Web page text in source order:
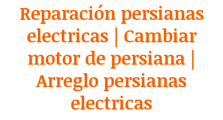
Reparación persianas
electricas | Cambiar
motor de persiana |
Arreglo persianas
electricas